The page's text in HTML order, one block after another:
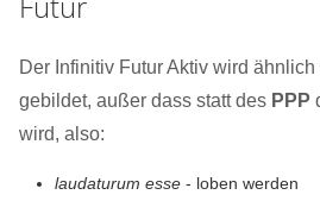
Der Infinitiv Futur Aktiv wird
gebildet, außer dass statt des PPP
wird, also:
laudaturum esse - loben werden